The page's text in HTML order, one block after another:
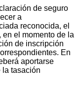
de seguro
a
reconocida, el
el momento de la
de inscripción
En
aportarse
la tasación